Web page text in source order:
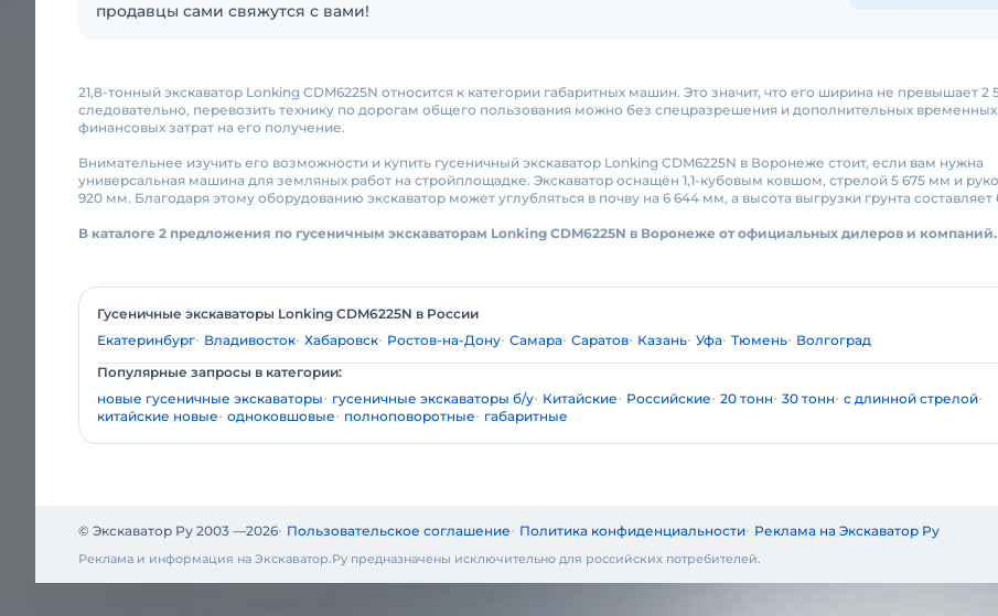
продавцы сами свяжутся с вами!
21,8-тонный экскаватор Lonking CDM6225N относится к категории габаритных машин. Это значит, что его ширина не превышает 2
следовательно, перевозить технику по дорогам общего пользования можно без спецразрешения и дополнительных
финансовых затрат на его получение.
Внимательнее изучить его возможности и купить гусеничный экскаватор Lonking CDM6225N в Воронеже стоит, если вам нужна
универсальная машина для земляных работ на стройплощадке. Экскаватор оснащён 1,1-кубовым ковшом, стрелой 5 675 мм и
920 мм. Благодаря этому оборудованию экскаватор может углубляться в почву на 6 644 мм, а высота выгрузки грунта составляет
В каталоге 2 предложения по гусеничным экскаваторам Lonking CDM6225N в Воронеже от официальных дилеров и компаний.
Гусеничные экскаваторы Lonking CDM6225N в России
Екатеринбург Владивосток Хабаровск Ростов-на-Дону Самара Саратов Казань Уфа Тюмень Волгоград
Популярные запросы в категории:
новые гусеничные экскаваторы
гусеничные экскаваторы б/у Китайские Российские 20 тонн 30 тонн с длинной стрелой
китайские новые одноковшовые полноповоротные габаритные
© Экскаватор Ру 2003 —2026 Пользовательское соглашение Политика конфиденциальности Реклама на Экскаватор Ру
Реклама и информация на Экскаватор.Ру предназначены исключительно для российских потребителей.